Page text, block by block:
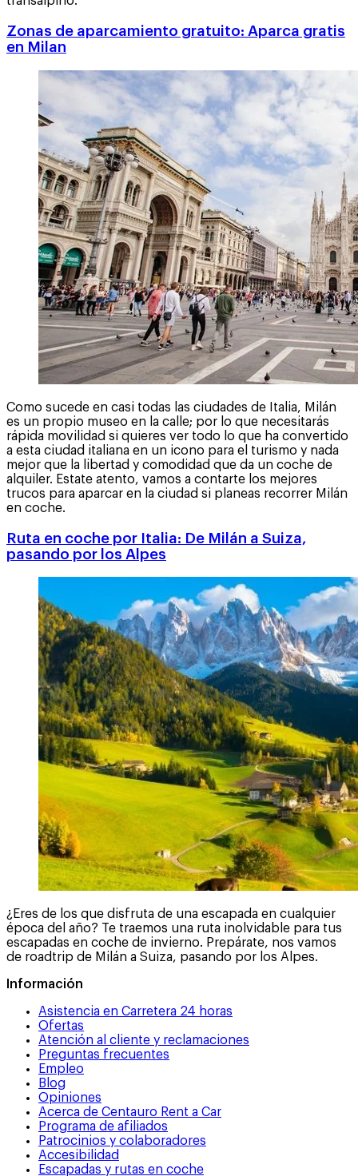
Zonas de aparcamiento gratuito: Aparca gratis
en Milan
Como sucede en casi todas las ciudades de Italia, Milán
es un propio museo en la calle; por lo que necesitarás
rápida movilidad si quieres ver todo lo que ha convertido
a esta ciudad italiana en un icono para el turismo y nada
mejor que la libertad y comodidad que da un coche de
alquiler. Estate atento, vamos a contarte los mejores
trucos para aparcar en la ciudad si planeas recorrer Milán
en coche.
Ruta en coche por Italia: De Milán a Suiza,
pasando por los Alpes
¿Eres de los que disfruta de una escapada en cualquier
época del año? Te traemos una ruta inolvidable para tus
escapadas en coche de invierno. Prepárate, nos vamos
de roadtrip de Milán a Suiza, pasando por los Alpes.
Información
Asistencia en Carretera 24 horas
Ofertas
Atención al cliente y reclamaciones
Preguntas frecuentes
Empleo
Blog
Opiniones
Acerca de Centauro Rent a Car
Programa de afiliados
Patrocinios y colaboradores
Accesibilidad
Escapadas y rutas en coche